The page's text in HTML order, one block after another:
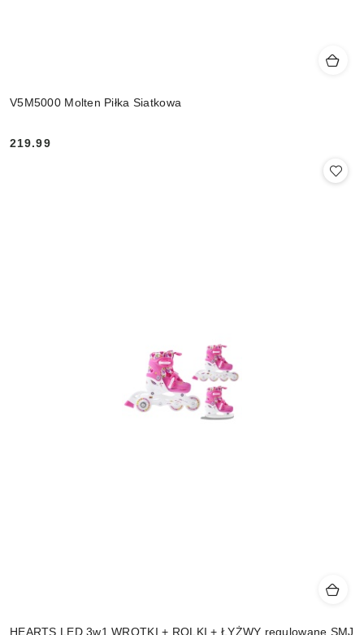
V5M5000 Molten Piłka Siatkowa
Cena:
219.99
HEARTS LED 3w1 WROTKI + ROLKI + ŁYŻWY regulowane SMJ